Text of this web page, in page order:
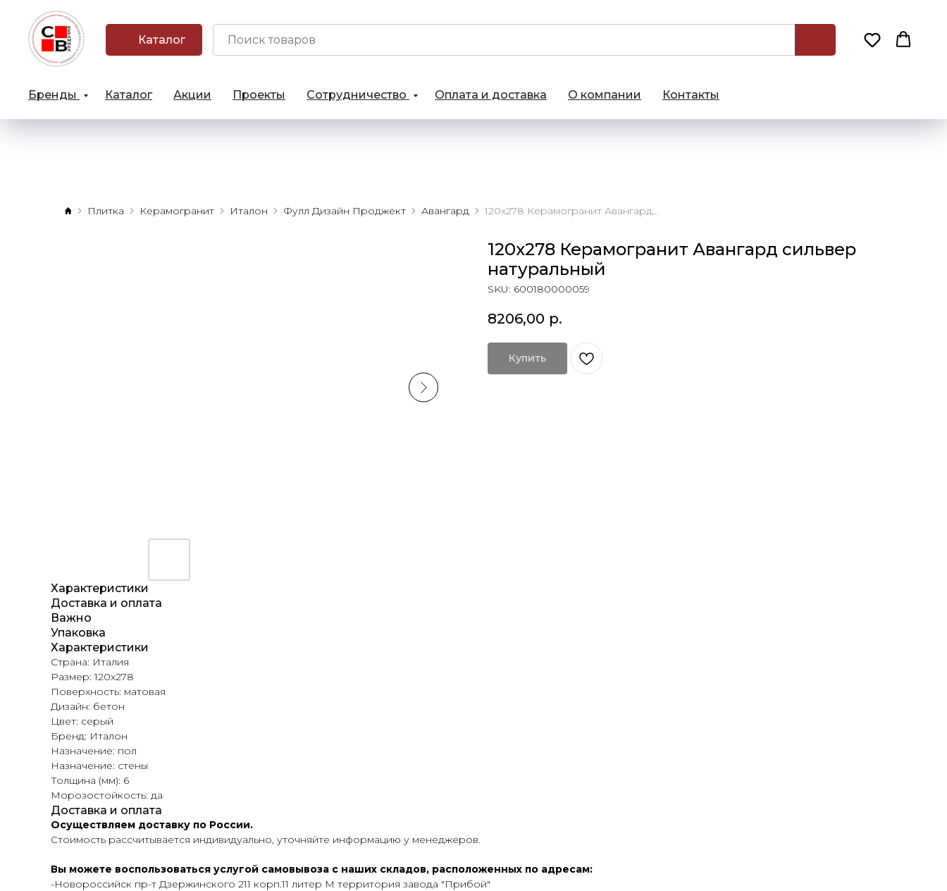
Каталог
Бренды Каталог Акции Проекты Сотрудничество Оплата и доставка О компании Контакты
Плитка Керамогранит Италон Фулл Дизайн Проджект Авангард 120х278 Керамогранит Авангард сильвер натуральный
120х278 Керамогранит Авангард сильвер
натуральный
SKU: 600180000059
8206,00 р.
Купить
Характеристики
Доставка и оплата
Важно
Упаковка
Характеристики
Страна: Италия
Размер: 120x278
Поверхность: матовая
Дизайн: бетон
Цвет: серый
Бренд: Италон
Назначение: пол
Назначение: стены
Толщина (мм): 6
Морозостойкость: да
Доставка и оплата
Осуществляем доставку по России.
Стоимость рассчитывается индивидуально, уточняйте информацию у менеджеров.
Вы можете воспользоваться услугой самовывоза с наших складов, расположенных по адресам:
-Новороссийск пр-т Дзержинского 211 корп.11 литер М территория завода "Прибой"